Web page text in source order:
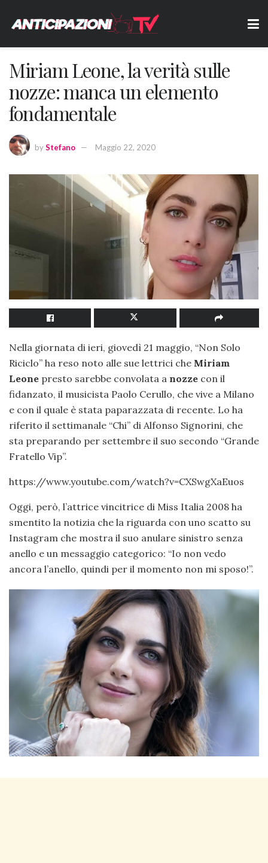
Miriam Leone, la verità sulle
nozze: manca un elemento
fondamentale
byStefano Maggio 22, 2020
Nella giornata di ieri, giovedì 21 maggio, “Non Solo
Riciclo” ha reso noto alle sue lettrici che Miriam
Leone presto sarebbe convolata a nozze con il
fidanzato, il musicista Paolo Cerullo, che vive a Milano
e con il quale è stata paparazzata di recente. Lo ha
riferito il settimanale “Chi” di Alfonso Signorini, che
sta preparando per settembre il suo secondo “Grande
Fratello Vip”.
https://www.youtube.com/watch?v=CXSwgXaEuos
Oggi, però, l’attrice vincitrice di Miss Italia 2008 ha
smentito la notizia che la riguarda con uno scatto su
Instagram che mostra il suo anulare sinistro senza
anello e un messaggio categorico: “Io non vedo
ancora l’anello, quindi per il momento non mi sposo!”.